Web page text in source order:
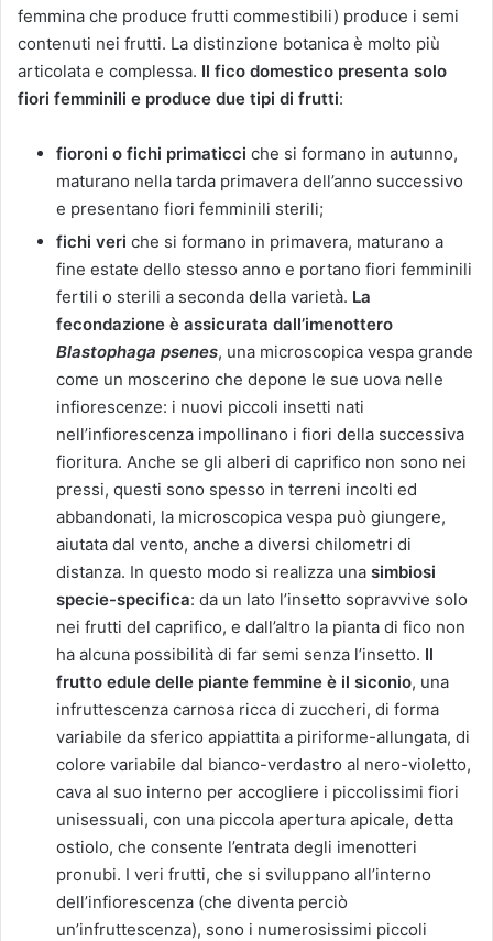
femmina che produce frutti commestibili) produce i semi
contenuti nei frutti. La distinzione botanica è molto più
articolata e complessa. Il fico domestico presenta solo
fiori femminili e produce due tipi di frutti:
fioroni o fichi primaticci che si formano in autunno,
maturano nella tarda primavera dell’anno successivo
e presentano fiori femminili sterili;
fichi veri che si formano in primavera, maturano a
fine estate dello stesso anno e portano fiori femminili
fertili o sterili a seconda della varietà. La
fecondazione è assicurata dall’imenottero
Blastophaga psenes, una microscopica vespa grande
come un moscerino che depone le sue uova nelle
infiorescenze: i nuovi piccoli insetti nati
nell’infiorescenza impollinano i fiori della successiva
fioritura. Anche se gli alberi di caprifico non sono nei
pressi, questi sono spesso in terreni incolti ed
abbandonati, la microscopica vespa può giungere,
aiutata dal vento, anche a diversi chilometri di
distanza. In questo modo si realizza una simbiosi
specie-specifica: da un lato l’insetto sopravvive solo
nei frutti del caprifico, e dall’altro la pianta di fico non
ha alcuna possibilità di far semi senza l’insetto. Il
frutto edule delle piante femmine è il siconio, una
infruttescenza carnosa ricca di zuccheri, di forma
variabile da sferico appiattita a piriforme-allungata, di
colore variabile dal bianco-verdastro al nero-violetto,
cava al suo interno per accogliere i piccolissimi fiori
unisessuali, con una piccola apertura apicale, detta
ostiolo, che consente l’entrata degli imenotteri
pronubi. I veri frutti, che si sviluppano all’interno
dell’infiorescenza (che diventa perciò
un’infruttescenza), sono i numerosissimi piccoli